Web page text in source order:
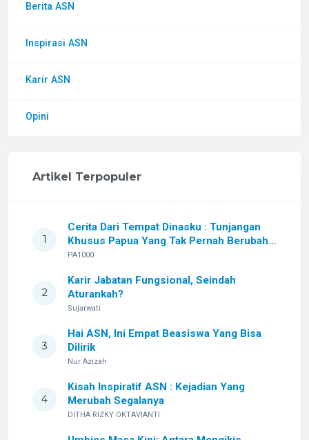
Berita ASN
Inspirasi ASN
Karir ASN
Opini
Artikel Terpopuler
1
Cerita Dari Tempat Dinasku : Tunjangan
Khusus Papua Yang Tak Pernah Berubah
Setelah Sekian Lama
PA1000
2
Karir Jabatan Fungsional, Seindah
Aturankah?
Sujarwati
3
Hai ASN, Ini Empat Beasiswa Yang Bisa
Dilirik
Nur Azizah
4
Kisah Inspiratif ASN : Kejadian Yang
Merubah Segalanya
DITHA RIZKY OKTAVIANTI